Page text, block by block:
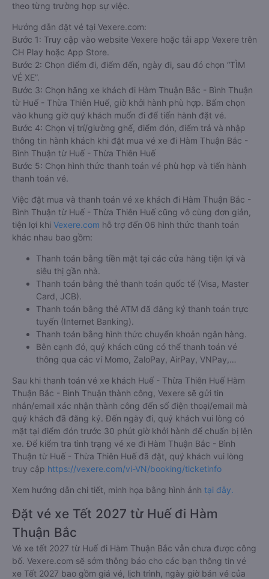
theo từng trường hợp sự việc.
Hướng dẫn đặt vé tại Vexere.com:
Bước 1: Truy cập vào website Vexere hoặc tải app Vexere trên
CH Play hoặc App Store.
Bước 2: Chọn điểm đi, điểm đến, ngày đi, sau đó chọn “TÌM
VÉ XE”.
Bước 3: Chọn hãng xe khách đi Hàm Thuận Bắc - Bình Thuận
từ Huế - Thừa Thiên Huế, giờ khởi hành phù hợp. Bấm chọn
vào khung giờ quý khách muốn đi để tiến hành đặt vé.
Bước 4: Chọn vị trí/giường ghế, điểm đón, điểm trả và nhập
thông tin hành khách khi đặt mua vé xe đi Hàm Thuận Bắc -
Bình Thuận từ Huế - Thừa Thiên Huế
Bước 5: Chọn hình thức thanh toán vé phù hợp và tiến hành
thanh toán vé.
Việc đặt mua và thanh toán vé xe khách đi Hàm Thuận Bắc -
Bình Thuận từ Huế - Thừa Thiên Huế cũng vô cùng đơn giản,
tiện lợi khi Vexere.com hỗ trợ đến 06 hình thức thanh toán
khác nhau bao gồm:
Thanh toán bằng tiền mặt tại các cửa hàng tiện lợi và
siêu thị gần nhà.
Thanh toán bằng thẻ thanh toán quốc tế (Visa, Master
Card, JCB).
Thanh toán bằng thẻ ATM đã đăng ký thanh toán trực
tuyến (Internet Banking).
Thanh toán bằng hình thức chuyển khoản ngân hàng.
Bên cạnh đó, quý khách cũng có thể thanh toán vé
thông qua các ví Momo, ZaloPay, AirPay, VNPay,…
Sau khi thanh toán vé xe khách Huế - Thừa Thiên Huế Hàm
Thuận Bắc - Bình Thuận thành công, Vexere sẽ gửi tin
nhắn/email xác nhận thành công đến số điện thoại/email mà
quý khách đã đăng ký. Đến ngày đi, quý khách vui lòng có
mặt tại điểm đón trước 30 phút giờ khởi hành để chuẩn bị lên
xe. Để kiểm tra tình trạng vé xe đi Hàm Thuận Bắc - Bình
Thuận từ Huế - Thừa Thiên Huế đã đặt, quý khách vui lòng
truy cập https://vexere.com/vi-VN/booking/ticketinfo
Xem hướng dẫn chi tiết, minh họa bằng hình ảnh tại đây.
Đặt vé xe Tết 2027 từ Huế đi Hàm
Thuận Bắc
Vé xe tết 2027 từ Huế đi Hàm Thuận Bắc vẫn chưa được công
bố. Vexere.com sẽ sớm thông báo cho các bạn thông tin vé
xe Tết 2027 bao gồm giá vé, lịch trình, ngày giờ bán vé của